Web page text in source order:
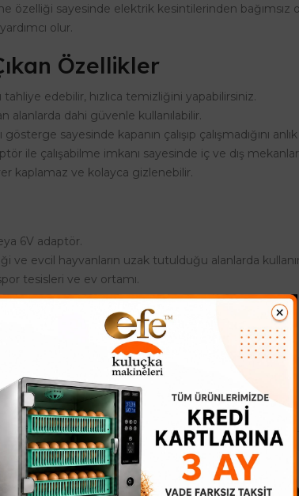
özelliği sayesinde elektrik kesintilerinden bağımsız
olur.
Özellikler
edebilir, hızlıca temizliğini yapabilirsiniz.
alanlarda dahi güvenle kullanılabilir.
gösterge sayesinde kapanın çalışıp çalışmadığını
ile çalışabilme imkanı sayesinde iç ve dış
kaplamaz ve kolayca gizlenebilir.
6V adaptör.
ve evcil hayvanların uzak tutulduğu alanlarda
tesisleri ve ev ortamı.
olabiliyor.